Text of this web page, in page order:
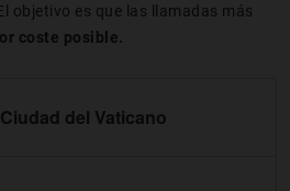
objetivo es que las llamadas más
coste posible.
del Vaticano